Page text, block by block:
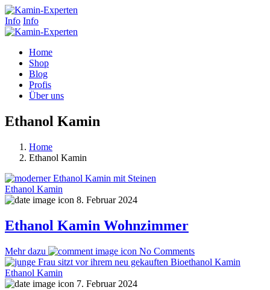
Info Info
Home
Shop
Blog
Profis
Über uns
Ethanol Kamin
Home
Ethanol Kamin
Ethanol Kamin
8. Februar 2024
Ethanol Kamin Wohnzimmer
Mehr dazu No Comments
Ethanol Kamin
7. Februar 2024